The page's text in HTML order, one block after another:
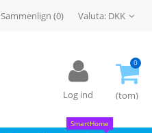
Sammenlign (0) Valuta: DKK
Log ind
0
(tom)
SmartHome